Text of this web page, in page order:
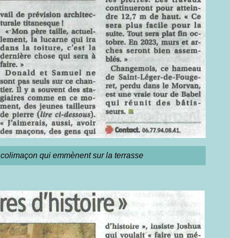
qui emmènent sur la terrasse